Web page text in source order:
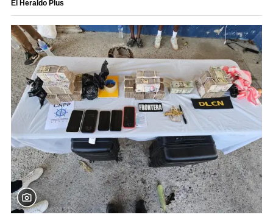
El Heraldo Plus